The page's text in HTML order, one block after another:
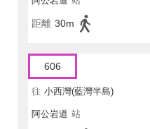
距離 30m
606
往 小西灣(藍灣半島)
阿公岩道 站